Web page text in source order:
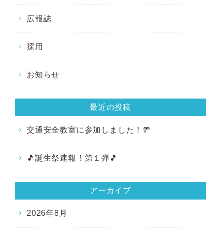
広報誌
採用
お知らせ
最近の投稿
交通安全教室に参加しました！🚥
🎵誕生祭速報！第１弾🎵
アーカイブ
2026年8月